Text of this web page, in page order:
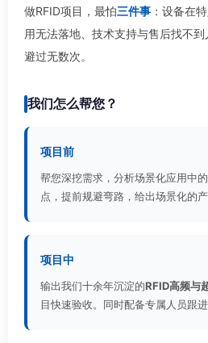
做RFID项目，最怕三件事 ：设备在
用无法落地、技术支持与售后找不
避过无数次。
我们怎么帮您？
项目前
帮您深挖需求，分析场景化应用中
点，提前规避弯路，给出场景化的
项目中
输出我们十余年沉淀的RFID高频与
目快速验收。同时配备专属人员跟进